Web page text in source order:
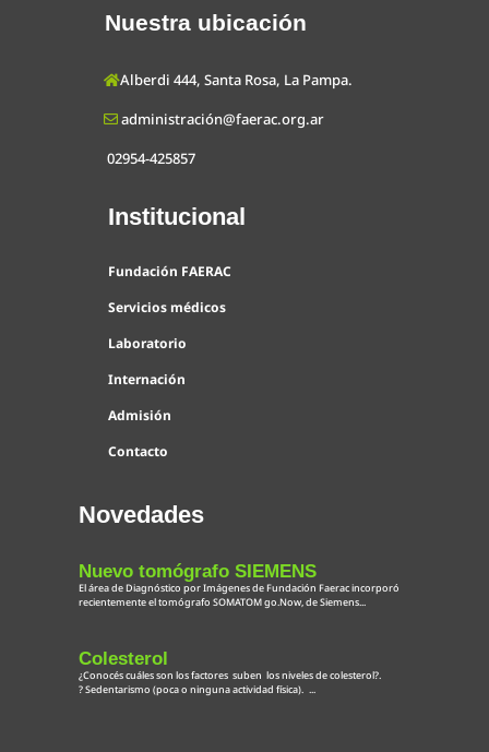
Nuestra ubicación
Alberdi 444, Santa Rosa, La Pampa.
administración@faerac.org.ar
02954-425857
Institucional
Fundación FAERAC
Servicios médicos
Laboratorio
Internación
Admisión
Contacto
Novedades
Nuevo tomógrafo SIEMENS
El área de Diagnóstico por Imágenes de Fundación Faerac incorporó
recientemente el tomógrafo SOMATOM go.Now, de Siemens...
Colesterol
¿Conocés cuáles son los factores suben los niveles de colesterol?.
? Sedentarismo (poca o ninguna actividad física). ...